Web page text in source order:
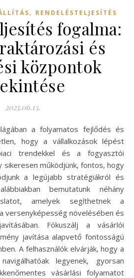
, RENDELÉSTELJESÍTÉS
fogalma:
és
központok
2025.06.13.
hogy a vállalkozások lépést
trendekkel és a fogyasztói
sikeresen működjünk, fontos, hogy
a legújabb stratégiákról és
bemutatunk néhány
amelyek segíthetnek a
versenyképesség növelésében és
Fókuszálj a vásárlói
javítása alapvető fontosságú
A felhasználók elvárják, hogy a
legyenek, gyorsan
vásárlási folyamatot